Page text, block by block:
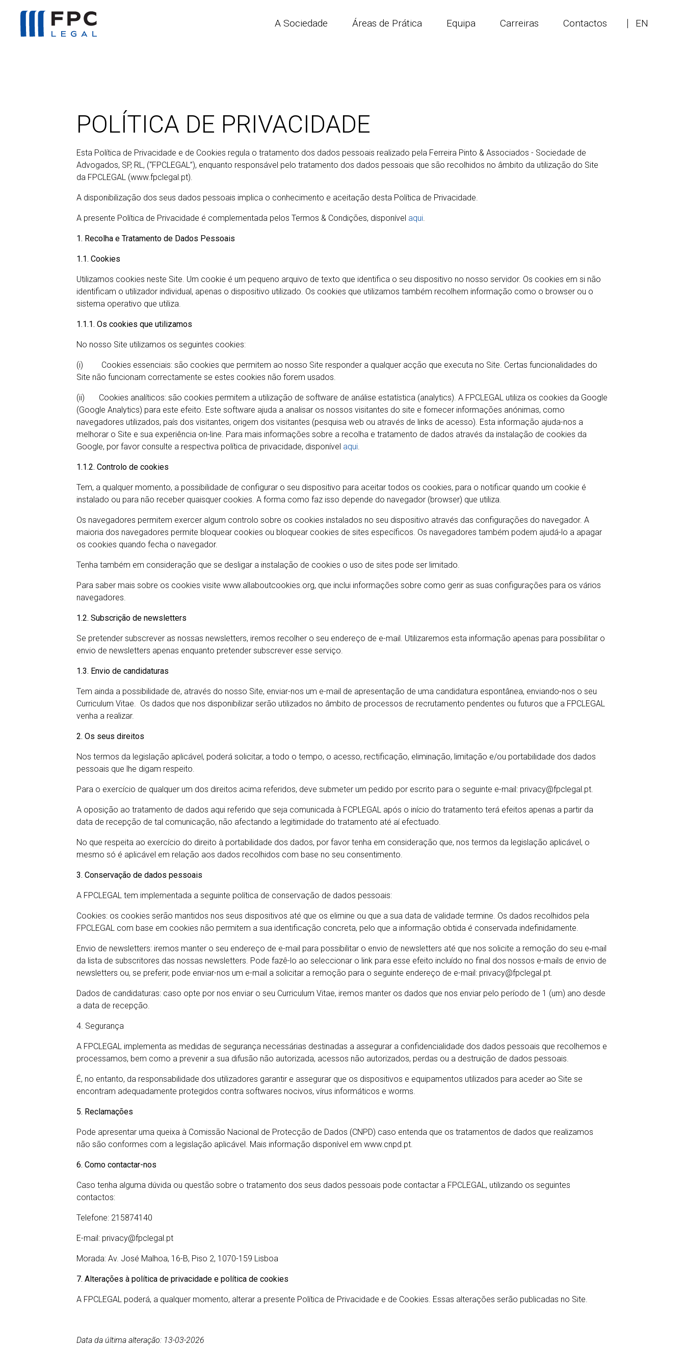
A Sociedade Áreas de Prática Equipa Carreiras Contactos EN
POLÍTICA DE PRIVACIDADE
Esta Política de Privacidade e de Cookies regula o tratamento dos dados pessoais realizado pela Ferreira Pinto & Associados - Sociedade de
Advogados, SP, RL, (“FPCLEGAL”), enquanto responsável pelo tratamento dos dados pessoais que são recolhidos no âmbito da utilização do Site
da FPCLEGAL (www.fpclegal.pt).
A disponibilização dos seus dados pessoais implica o conhecimento e aceitação desta Política de Privacidade.
A presente Política de Privacidade é complementada pelos Termos & Condições, disponível aqui.
1. Recolha e Tratamento de Dados Pessoais
1.1. Cookies
Utilizamos cookies neste Site. Um cookie é um pequeno arquivo de texto que identifica o seu dispositivo no nosso servidor. Os cookies em si não
identificam o utilizador individual, apenas o dispositivo utilizado. Os cookies que utilizamos também recolhem informação como o browser ou o
sistema operativo que utiliza.
1.1.1. Os cookies que utilizamos
No nosso Site utilizamos os seguintes cookies:
(i) Cookies essenciais: são cookies que permitem ao nosso Site responder a qualquer acção que executa no Site. Certas funcionalidades do
Site não funcionam correctamente se estes cookies não forem usados.
(ii) Cookies analíticos: são cookies permitem a utilização de software de análise estatística (analytics). A FPCLEGAL utiliza os cookies da Google
(Google Analytics) para este efeito. Este software ajuda a analisar os nossos visitantes do site e fornecer informações anónimas, como
navegadores utilizados, país dos visitantes, origem dos visitantes (pesquisa web ou através de links de acesso). Esta informação ajuda-nos a
melhorar o Site e sua experiência on-line. Para mais informações sobre a recolha e tratamento de dados através da instalação de cookies da
Google, por favor consulte a respectiva política de privacidade, disponível aqui.
1.1.2. Controlo de cookies
Tem, a qualquer momento, a possibilidade de configurar o seu dispositivo para aceitar todos os cookies, para o notificar quando um cookie é
instalado ou para não receber quaisquer cookies. A forma como faz isso depende do navegador (browser) que utiliza.
Os navegadores permitem exercer algum controlo sobre os cookies instalados no seu dispositivo através das configurações do navegador. A
maioria dos navegadores permite bloquear cookies ou bloquear cookies de sites específicos. Os navegadores também podem ajudá-lo a apagar
os cookies quando fecha o navegador.
Tenha também em consideração que se desligar a instalação de cookies o uso de sites pode ser limitado.
Para saber mais sobre os cookies visite www.allaboutcookies.org, que inclui informações sobre como gerir as suas configurações para os vários
navegadores.
1.2. Subscrição de newsletters
Se pretender subscrever as nossas newsletters, iremos recolher o seu endereço de e-mail. Utilizaremos esta informação apenas para possibilitar o
envio de newsletters apenas enquanto pretender subscrever esse serviço.
1.3. Envio de candidaturas
Tem ainda a possibilidade de, através do nosso Site, enviar-nos um e-mail de apresentação de uma candidatura espontânea, enviando-nos o seu
Curriculum Vitae. Os dados que nos disponibilizar serão utilizados no âmbito de processos de recrutamento pendentes ou futuros que a FPCLEGAL
venha a realizar.
2. Os seus direitos
Nos termos da legislação aplicável, poderá solicitar, a todo o tempo, o acesso, rectificação, eliminação, limitação e/ou portabilidade dos dados
pessoais que lhe digam respeito.
Para o exercício de qualquer um dos direitos acima referidos, deve submeter um pedido por escrito para o seguinte e-mail: privacy@fpclegal.pt.
A oposição ao tratamento de dados aqui referido que seja comunicada à FCPLEGAL após o início do tratamento terá efeitos apenas a partir da
data de recepção de tal comunicação, não afectando a legitimidade do tratamento até aí efectuado.
No que respeita ao exercício do direito à portabilidade dos dados, por favor tenha em consideração que, nos termos da legislação aplicável, o
mesmo só é aplicável em relação aos dados recolhidos com base no seu consentimento.
3. Conservação de dados pessoais
A FPCLEGAL tem implementada a seguinte política de conservação de dados pessoais:
Cookies: os cookies serão mantidos nos seus dispositivos até que os elimine ou que a sua data de validade termine. Os dados recolhidos pela
FPCLEGAL com base em cookies não permitem a sua identificação concreta, pelo que a informação obtida é conservada indefinidamente.
Envio de newsletters: iremos manter o seu endereço de e-mail para possibilitar o envio de newsletters até que nos solicite a remoção do seu e‑mail
da lista de subscritores das nossas newsletters. Pode fazê-lo ao seleccionar o link para esse efeito incluído no final dos nossos e-mails de envio de
newsletters ou, se preferir, pode enviar-nos um e-mail a solicitar a remoção para o seguinte endereço de e-mail: privacy@fpclegal.pt.
Dados de candidaturas: caso opte por nos enviar o seu Curriculum Vitae, iremos manter os dados que nos enviar pelo período de 1 (um) ano desde
a data de recepção.
4. Segurança
A FPCLEGAL implementa as medidas de segurança necessárias destinadas a assegurar a confidencialidade dos dados pessoais que recolhemos e
processamos, bem como a prevenir a sua difusão não autorizada, acessos não autorizados, perdas ou a destruição de dados pessoais.
É, no entanto, da responsabilidade dos utilizadores garantir e assegurar que os dispositivos e equipamentos utilizados para aceder ao Site se
encontram adequadamente protegidos contra softwares nocivos, vírus informáticos e worms.
5. Reclamações
Pode apresentar uma queixa à Comissão Nacional de Protecção de Dados (CNPD) caso entenda que os tratamentos de dados que realizamos
não são conformes com a legislação aplicável. Mais informação disponível em www.cnpd.pt.
6. Como contactar-nos
Caso tenha alguma dúvida ou questão sobre o tratamento dos seus dados pessoais pode contactar a FPCLEGAL, utilizando os seguintes
contactos:
Telefone: 215874140
E-mail: privacy@fpclegal.pt
Morada: Av. José Malhoa, 16-B, Piso 2, 1070-159 Lisboa
7. Alterações à política de privacidade e política de cookies
A FPCLEGAL poderá, a qualquer momento, alterar a presente Política de Privacidade e de Cookies. Essas alterações serão publicadas no Site.
Data da última alteração: 13-03-2026